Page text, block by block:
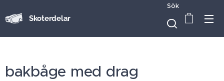
Skoterdelar
Sök
bakbåge med drag